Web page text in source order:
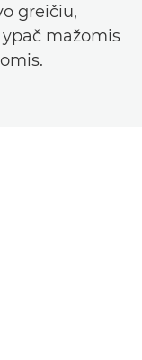
greičiu,
mažomis